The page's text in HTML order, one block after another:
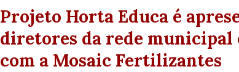
Projeto Horta Educa é
diretores da rede municipal
com a Mosaic Fertilizantes